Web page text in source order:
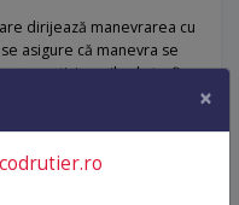
dirijează manevrarea cu
asigure că manevra se
participanților la trafic.
cu autovehiculul trebuie
de dotare. Se
dispozitive sonore
×
codrutier.ro